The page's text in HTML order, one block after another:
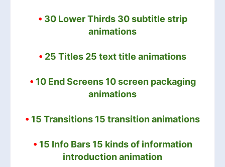
• 30 Lower Thirds 30 subtitle strip
animations
• 25 Titles 25 text title animations
• 10 End Screens 10 screen packaging
animations
• 15 Transitions 15 transition animations
• 15 Info Bars 15 kinds of information
introduction animation